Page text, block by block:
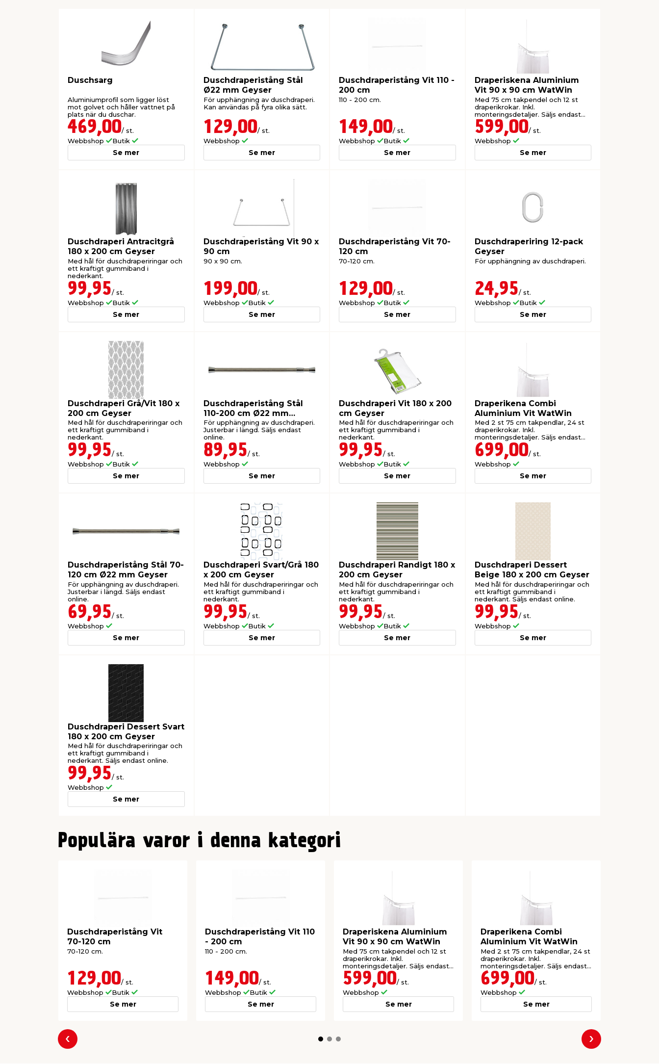
Duschsarg
Aluminiumprofil som ligger löst
mot golvet och håller vattnet på
plats när du duschar.
469,00/ st.
Webbshop
Butik
Se mer
Duschdraperistång Stål
Ø22 mm Geyser
För upphängning av duschdraperi.
Kan användas på fyra olika sätt.
129,00/ st.
Webbshop
Se mer
Duschdraperistång Vit 110 -
200 cm
110 - 200 cm.
149,00/ st.
Webbshop
Butik
Se mer
Draperiskena Aluminium
Vit 90 x 90 cm WatWin
Med 75 cm takpendel och 12 st
draperikrokar. Inkl.
monteringsdetaljer. Säljs endast
online.
599,00/ st.
Webbshop
Se mer
Duschdraperi Antracitgrå
180 x 200 cm Geyser
Med hål för duschdraperiringar och
ett kraftigt gummiband i
nederkant.
99,95/ st.
Webbshop
Butik
Se mer
Duschdraperistång Vit 90 x
90 cm
90 x 90 cm.
199,00/ st.
Webbshop
Butik
Se mer
Duschdraperistång Vit 70-
120 cm
70-120 cm.
129,00/ st.
Webbshop
Butik
Se mer
Duschdraperiring 12-pack
Geyser
För upphängning av duschdraperi.
24,95/ st.
Webbshop
Butik
Se mer
Duschdraperi Grå/Vit 180 x
200 cm Geyser
Med hål för duschdraperiringar och
ett kraftigt gummiband i
nederkant.
99,95/ st.
Webbshop
Butik
Se mer
Duschdraperistång Stål
110-200 cm Ø22 mm
Geyser
För upphängning av duschdraperi.
Justerbar i längd. Säljs endast
online.
89,95/ st.
Webbshop
Se mer
Duschdraperi Vit 180 x 200
cm Geyser
Med hål för duschdraperiringar och
ett kraftigt gummiband i
nederkant.
99,95/ st.
Webbshop
Butik
Se mer
Draperikena Combi
Aluminium Vit WatWin
Med 2 st 75 cm takpendlar, 24 st
draperikrokar. Inkl.
monteringsdetaljer. Säljs endast
online.
699,00/ st.
Webbshop
Se mer
Duschdraperistång Stål 70-
120 cm Ø22 mm Geyser
För upphängning av duschdraperi.
Justerbar i längd. Säljs endast
online.
69,95/ st.
Webbshop
Se mer
Duschdraperi Svart/Grå 180
x 200 cm Geyser
Med hål för duschdraperiringar och
ett kraftigt gummiband i
nederkant.
99,95/ st.
Webbshop
Butik
Se mer
Duschdraperi Randigt 180 x
200 cm Geyser
Med hål för duschdraperiringar och
ett kraftigt gummiband i
nederkant.
99,95/ st.
Webbshop
Butik
Se mer
Duschdraperi Dessert
Beige 180 x 200 cm Geyser
Med hål för duschdraperiringar och
ett kraftigt gummiband i
nederkant. Säljs endast online.
99,95/ st.
Webbshop
Se mer
Duschdraperi Dessert Svart
180 x 200 cm Geyser
Med hål för duschdraperiringar och
ett kraftigt gummiband i
nederkant. Säljs endast online.
99,95/ st.
Webbshop
Se mer
Populära varor i denna kategori
Duschdraperistång Vit
70-120 cm
70-120 cm.
129,00/ st.
Webbshop
Butik
Se mer
Duschdraperistång Vit 110
- 200 cm
110 - 200 cm.
149,00/ st.
Webbshop
Butik
Se mer
Draperiskena Aluminium
Vit 90 x 90 cm WatWin
Med 75 cm takpendel och 12 st
draperikrokar. Inkl.
monteringsdetaljer. Säljs endast
online.
599,00/ st.
Webbshop
Se mer
Draperikena Combi
Aluminium Vit WatWin
Med 2 st 75 cm takpendlar, 24 st
draperikrokar. Inkl.
monteringsdetaljer. Säljs endast
online.
699,00/ st.
Webbshop
Se mer
Föregående Nästa